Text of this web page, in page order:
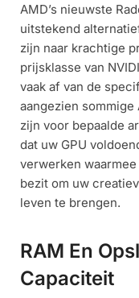
AMD’s nieuwste
uitstekend
zijn naar krachtige
prijsklasse van
vaak af van de
aangezien
zijn voor bepaalde
dat uw GPU
verwerken
bezit om uw
leven te brengen.
RAM En
Capaciteit